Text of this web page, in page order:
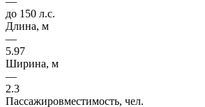
до 150 л.с.
Длина, м
—
5.97
Ширина, м
—
2.3
Пассажировместимость, чел.